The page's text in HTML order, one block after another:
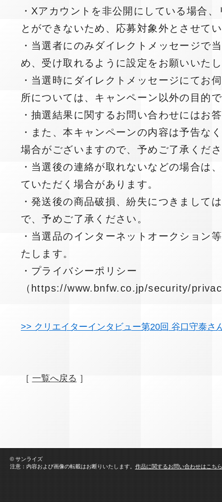
・Xアカウントを非公開にしている場合
とができないため、応募対象外とさせて
・当選者にのみダイレクトメッセージで
め、受け取れるように設定をお願いいた
・当選時にダイレクトメッセージにてお
所については、キャンペーン以外の目的
・抽選結果に関するお問い合わせにはお
・また、本キャンペーンの内容は予告な
場合がございますので、予めご了承くだ
・当選後の連絡が取れないなどの場合は
ていただく場合があります。
・発送後の商品破損、紛失につきまして
で、予めご了承ください。
・当選品のインターネットオークション
たします。
・ プライバシーポリシー
（ https://www.bnfw.co.jp/security/
>> クリエイターインタビュー第20回 谷口守泰さ
［ 一覧へ戻る ］
© サンライズ
注意：内容および画像の転載はお断りいたします。作品に関するお問い合わせはこち